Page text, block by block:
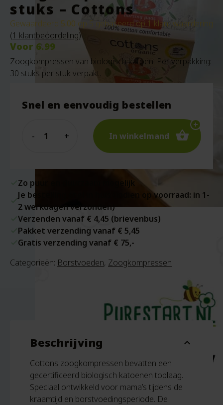
stuks – Cottons
Gewaardeerd 5.00 op 5 gebaseerd op 1klant waardering
(1 klantbeoordeling)
Voor 6.99
Zoogkompressen van biologisch katoen. Per verpakking:
30 stuks per stuk verpakt.
Snel en eenvoudig bestellen
In winkelmand
Zo puur en duurzaam mogelijk
Je bestelling snel in huis (indien op voorraad: in 1-
2 werkdagen verzonden)
Verzenden vanaf € 4,45 (brievenbus)
Pakket verzending vanaf € 5,45
Gratis verzending vanaf € 75,-
Categorieën: Borstvoeden, Zoogkompressen
Beschrijving expand_more
Cottons zoogkompressen bevatten een
gecertificeerd biologisch katoenen toplaag.
Speciaal ontwikkeld voor mama’s tijdens de
kraamtijd en borstvoedingsperiode. De